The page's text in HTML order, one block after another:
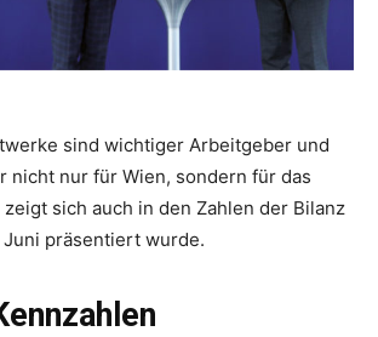
sind wichtiger Arbeit­geber und
nicht nur für Wien, sondern für das
zeigt sich auch in den Zahlen der Bilanz
Juni präsentiert wurde.